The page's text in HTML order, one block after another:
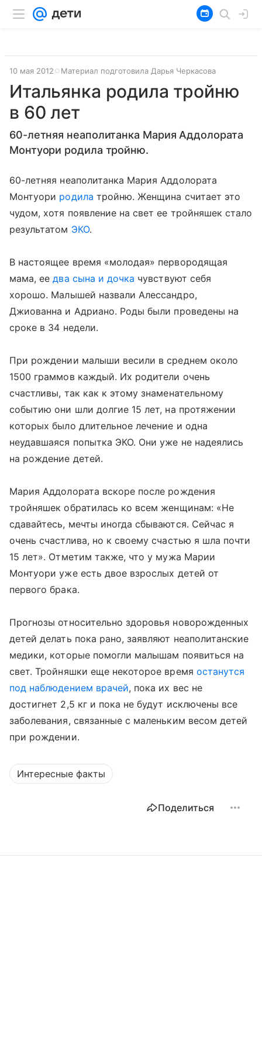
10 мая 2012 Материал подготовила Дарья Черкасова
Итальянка родила тройню
в 60 лет
60-летняя неаполитанка Мария Аддолората
Монтуори родила тройню.
60-летняя неаполитанка Мария Аддолората
Монтуори родила тройню. Женщина считает это
чудом, хотя появление на свет ее тройняшек стало
результатом ЭКО.
В настоящее время «молодая» первородящая
мама, еедва сына и дочка чувствуют себя
хорошо. Малышей назвали Алессандро,
Джиованна и Адриано. Роды были проведены на
сроке в 34 недели.
При рождении малыши весили в среднем около
1500 граммов каждый. Их родители очень
счастливы, так как к этому знаменательному
событию они шли долгие 15 лет, на протяжении
которых было длительное лечение и одна
неудавшаяся попытка ЭКО. Они уже не надеялись
на рождение детей.
Мария Аддолората вскоре после рождения
тройняшек обратилась ко всем женщинам: «Не
сдавайтесь, мечты иногда сбываются. Сейчас я
очень счастлива, но к своему счастью я шла почти
15 лет». Отметим также, что у мужа Марии
Монтуори уже есть двое взрослых детей от
первого брака.
Прогнозы относительно здоровья новорожденных
детей делать пока рано, заявляют неаполитанские
медики, которые помогли малышам появиться на
свет. Тройняшки еще некоторое время останутся
под наблюдением врачей, пока их вес не
достигнет 2,5 кг и пока не будут исключены все
заболевания, связанные с маленьким весом детей
при рождении.
Интересные факты
Поделиться